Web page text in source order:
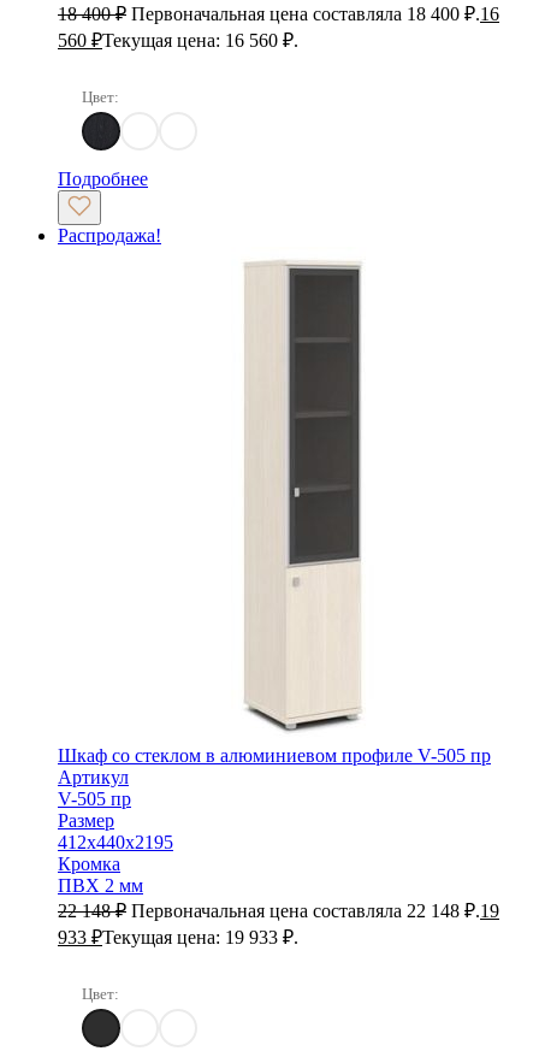
18 400₽ Первоначальная цена составляла 18 400 ₽.16
560 ₽Текущая цена: 16 560 ₽.
Цвет:
Дуб Кентербери
Подробнее
Распродажа!
Шкаф со стеклом в алюминиевом профиле V-505 пр
Артикул
V-505 пр
Размер
412х440х2195
Кромка
ПВХ 2 мм
22 148₽ Первоначальная цена составляла 22 148 ₽.19
933 ₽Текущая цена: 19 933 ₽.
Цвет:
Дуб Самдал